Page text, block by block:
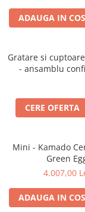
SOBE DE EXTERIOR
BUCĂTĂRII
PUFFERE
PURIFICAREA
AUTOMATIZARI SI
POMPE DE
POMPE DE
POMPE DE
SERVICII
ADAUGA IN COS
Gratare si
- ansamblu
CERE OFERTA
Mini - Kamado
Green
4.007,00
ADAUGA IN COS